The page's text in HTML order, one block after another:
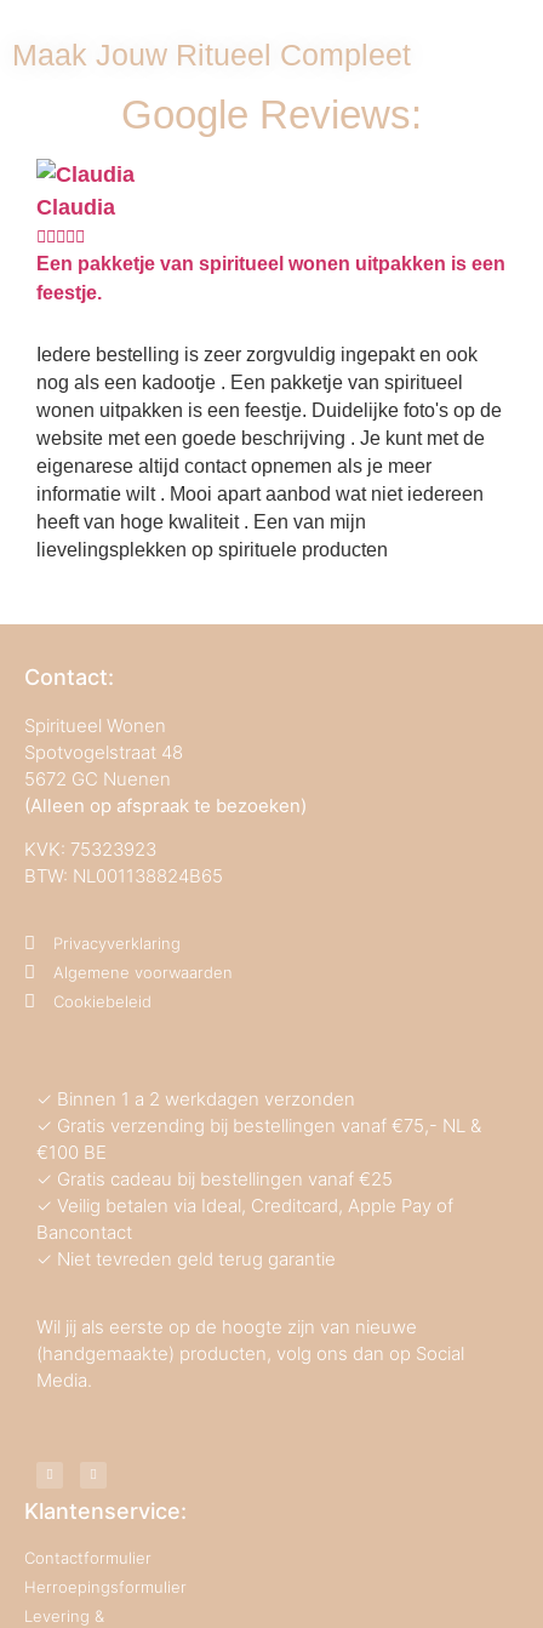
Maak Jouw Ritueel Compleet
Google Reviews:
Claudia

Een pakketje van spiritueel wonen uitpakken is een
feestje.
Iedere bestelling is zeer zorgvuldig ingepakt en ook
nog als een kadootje . Een pakketje van spiritueel
wonen uitpakken is een feestje. Duidelijke foto's op de
website met een goede beschrijving . Je kunt met de
eigenarese altijd contact opnemen als je meer
informatie wilt . Mooi apart aanbod wat niet iedereen
heeft van hoge kwaliteit . Een van mijn
lievelingsplekken op spirituele producten
Contact:
Spiritueel Wonen
Spotvogelstraat 48
5672 GC Nuenen
(Alleen op afspraak te bezoeken)
KVK: 75323923
BTW: NL001138824B65
Privacyverklaring
Algemene voorwaarden
Cookiebeleid
✓ Binnen 1 a 2 werkdagen verzonden
✓ Gratis verzending bij bestellingen vanaf €75,- NL &
€100 BE
✓ Gratis cadeau bij bestellingen vanaf €25
✓ Veilig betalen via Ideal, Creditcard, Apple Pay of
Bancontact
✓ Niet tevreden geld terug garantie
Wil jij als eerste op de hoogte zijn van nieuwe
(handgemaakte) producten, volg ons dan op Social
Media.
Klantenservice:
Contactformulier
Herroepingsformulier
Levering &